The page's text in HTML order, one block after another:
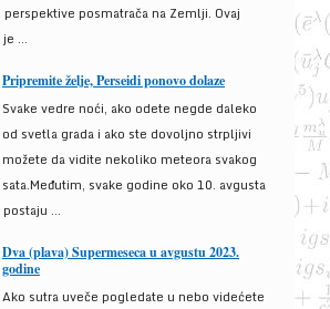
posmatrača na Zemlji. Ovaj
...
Pripremite želje, Perseidi ponovo dolaze
Svake vedre noći, ako odete negde daleko
od svetla grada i ako ste dovoljno strpljivi
možete da vidite nekoliko meteora svakog
sata.Međutim, svake godine oko 10. avgusta
...
Dva (plava) Supermeseca u avgustu 2023.
godine
Ako sutra uveče pogledate u nebo videćete